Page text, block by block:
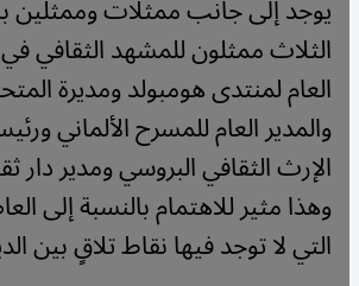
يوجد إلى جانب ممثلات وممثلين
الثلاث ممثلون للمشهد الثقافي في
العام لمنتدى هومبولد ومديرة
والمدير العام للمسرح الألماني
الإرث الثقافي البروسي ومدير دار
وهذا مثير للاهتمام بالنسبة إلى
التي لا توجد فيها نقاط تلاقٍ بين